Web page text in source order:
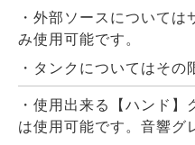
・外部ソースについて
み使用可能です。
・タンクについてはその
・使用出来る【ハンド
は使用可能です。音響グ